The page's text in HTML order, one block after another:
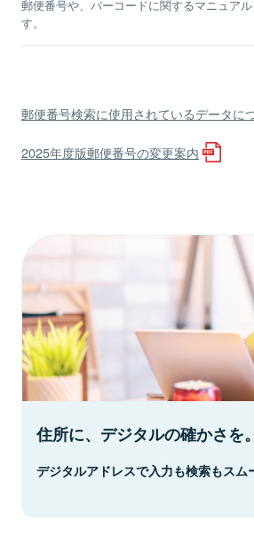
郵便番号や、バーコードに関するマニュア
す。
郵便番号検索に使用されているデータに
2025年度版郵便番号の変更案内
住所に、デジタルの確かさを。
デジタルアドレスで入力も検索もスム